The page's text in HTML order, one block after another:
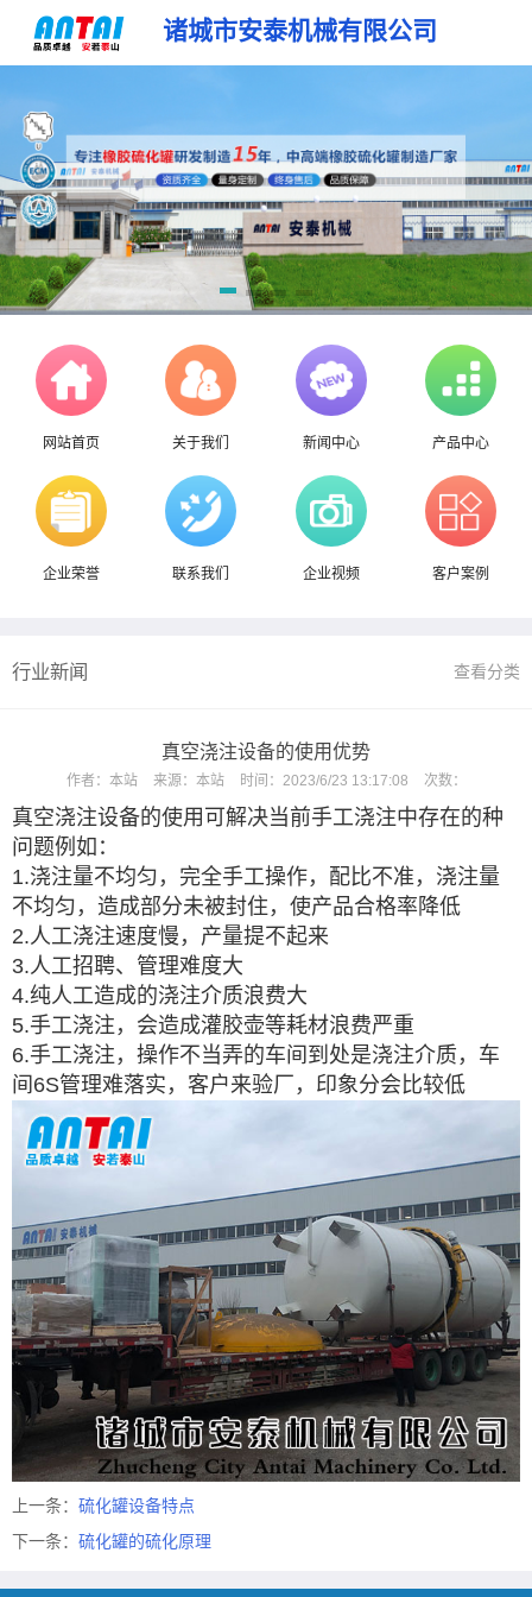
诸城市安泰机械有限公司
网站首页 关于我们 新闻中心 产品中心
企业荣誉 联系我们 企业视频 客户案例
行业新闻 查看分类
真空浇注设备的使用优势
作者： 本站 来源： 本站 时间： 2023/6/23 13:17:08 次数：
真空浇注设备的使用可解决当前手工浇注中存在的种
问题例如：
1.浇注量不均匀，完全手工操作，配比不准，浇注量
不均匀，造成部分未被封住，使产品合格率降低
2.人工浇注速度慢，产量提不起来
3.人工招聘、管理难度大
4.纯人工造成的浇注介质浪费大
5.手工浇注，会造成灌胶壶等耗材浪费严重
6.手工浇注，操作不当弄的车间到处是浇注介质，车
间6S管理难落实，客户来验厂，印象分会比较低
上一条： 硫化罐设备特点
下一条： 硫化罐的硫化原理